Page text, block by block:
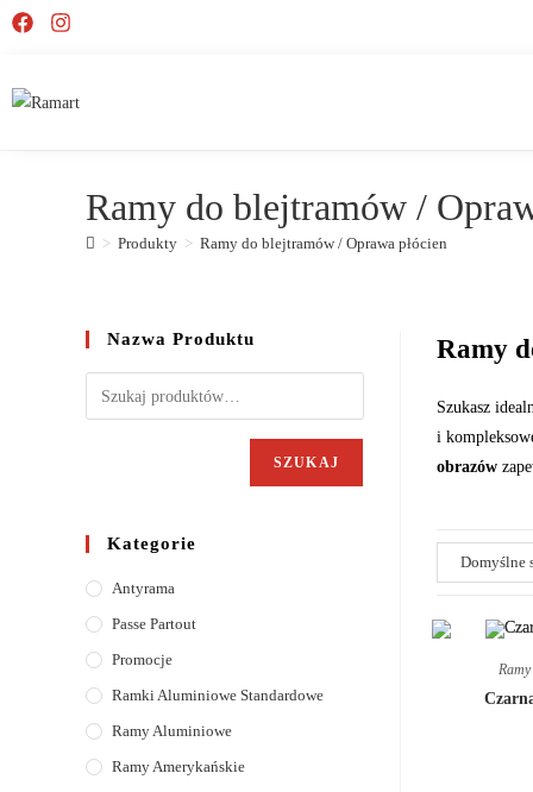
Ramy do blejtramów /
> Produkty > Ramy do blejtramów / Oprawa płócien
Ramy
Szukasz
i
obrazów
Nazwa Produktu
SZUKAJ
Kategorie
Antyrama
Passe Partout
Promocje
Ramki Aluminiowe Standardowe
Ramy Aluminiowe
Ramy Amerykańskie